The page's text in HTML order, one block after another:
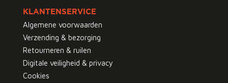
KLANTENSERVICE
Algemene voorwaarden
Verzending & bezorging
Retourneren & ruilen
Digitale veiligheid & privacy
Cookies